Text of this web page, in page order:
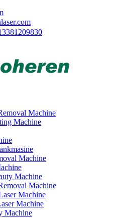
Machine
Machine
Machine
Machine
Machine
Machine
Machine
Machine